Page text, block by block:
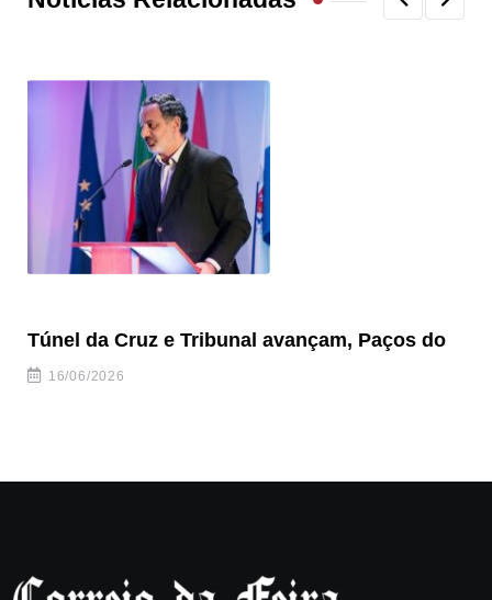
Túnel da Cruz e Tribunal avançam, Paços do
16/06/2026